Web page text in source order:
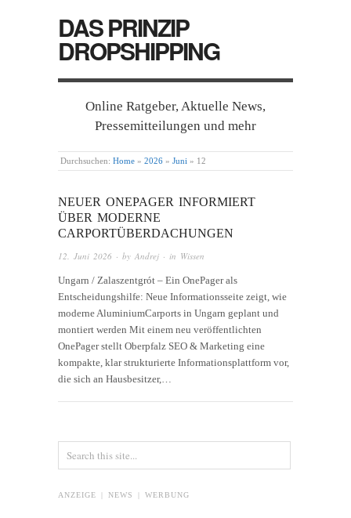
DAS PRINZIP
DROPSHIPPING
Online Ratgeber, Aktuelle News,
Pressemitteilungen und mehr
Durchsuchen: Home » 2026 » Juni » 12
NEUER ONEPAGER INFORMIERT
ÜBER MODERNE
CARPORTÜBERDACHUNGEN
12. Juni 2026 · by Andrej · in Wissen
Ungarn / Zalaszentgrót – Ein OnePager als
Entscheidungshilfe: Neue Informationsseite zeigt, wie
moderne AluminiumCarports in Ungarn geplant und
montiert werden Mit einem neu veröffentlichten
OnePager stellt Oberpfalz SEO & Marketing eine
kompakte, klar strukturierte Informationsplattform vor,
die sich an Hausbesitzer,…
ANZEIGE | NEWS | WERBUNG